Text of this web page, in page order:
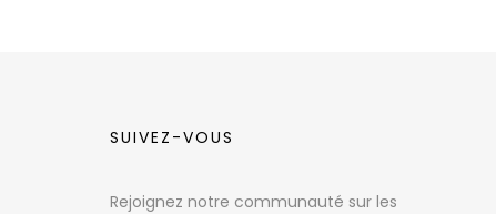
SUIVEZ-VOUS
Rejoignez notre communauté sur les